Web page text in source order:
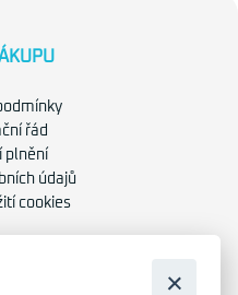
řád
plnění
údajů
cookies